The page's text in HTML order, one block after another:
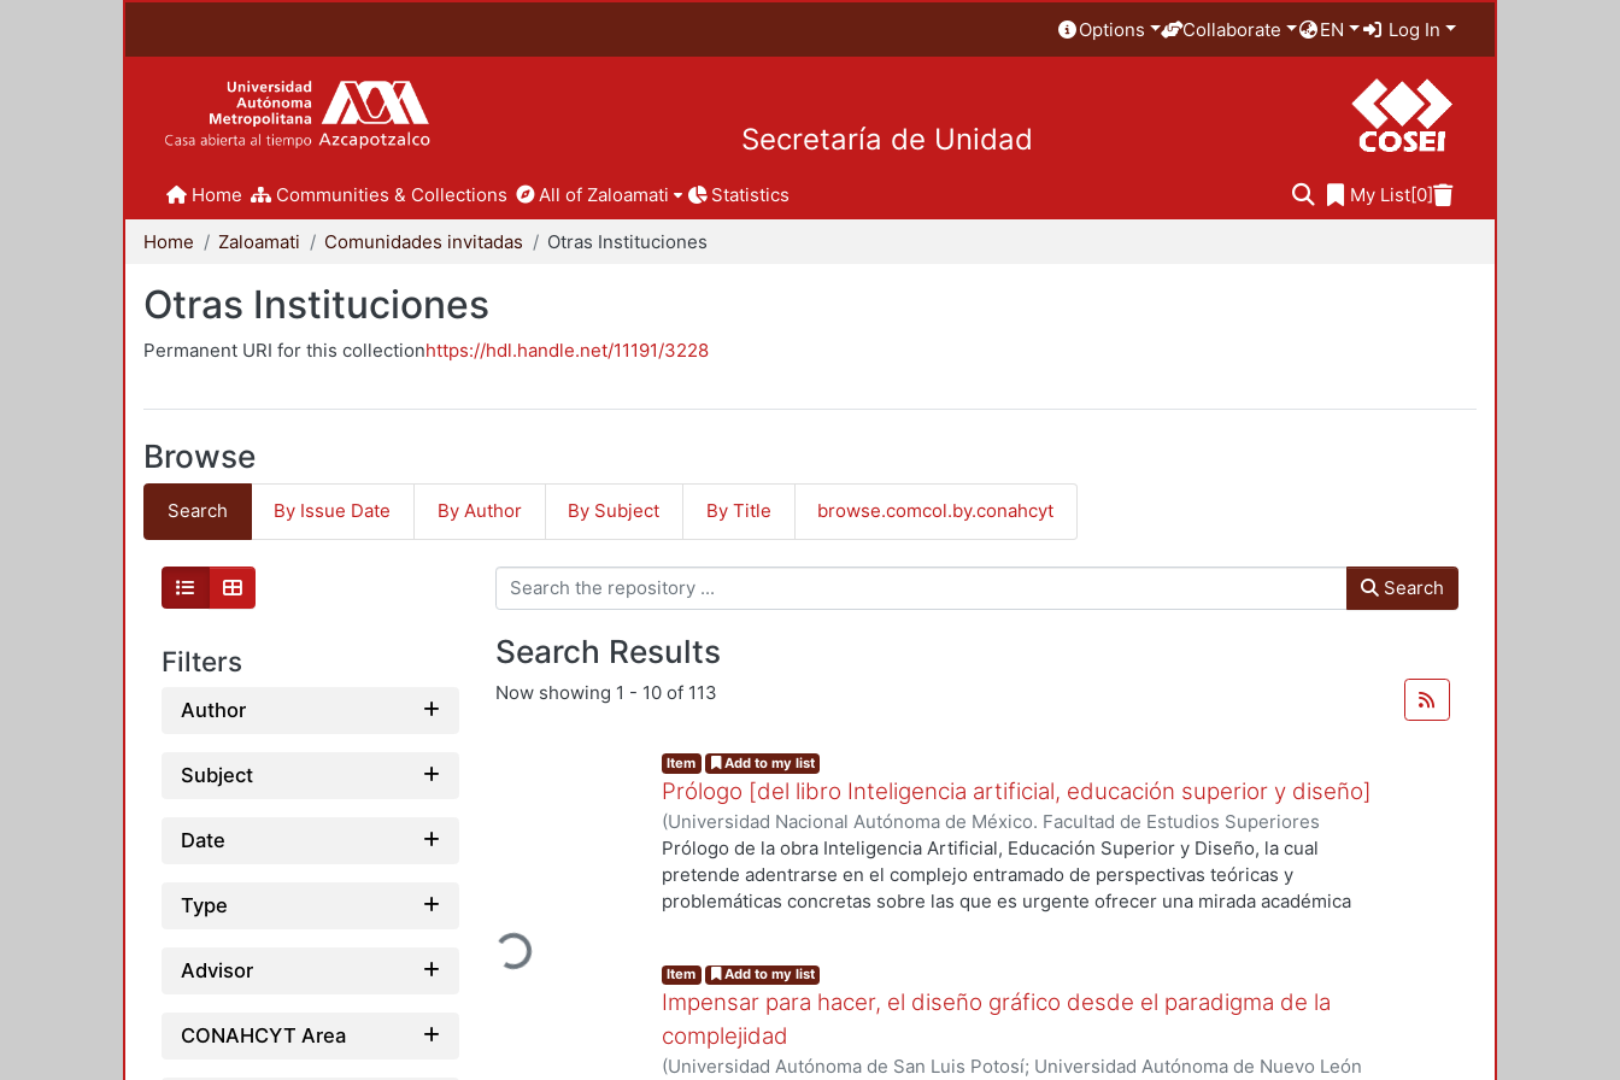
Options Collaborate EN Log In
Secretaría de Unidad
Home Communities & Collections All of Zaloamati Statistics My List[0]
Home Zaloamati Comunidades invitadas Otras Instituciones
Otras Instituciones
Permanent URI for this collectionhttps://hdl.handle.net/11191/3228
Browse
Search By Issue Date By Author By Subject By Title browse.comcol.by.conahcyt
Filters
Author
Subject
Date
Type
Advisor
CONAHCYT Area
Search
Search Results
Now showing 1 - 10 of 113
Loading...
Item Add to my list
Prólogo [del libro Inteligencia artificial, educación superior y diseño]
(Universidad Nacional Autónoma de México. Facultad de Estudios Superiores
Aragón (México),2025)Fragoso-Susunaga, Olivia
Prólogo de la obra Inteligencia Artificial, Educación Superior y Diseño, la cual
pretende adentrarse en el complejo entramado de perspectivas teóricas y
problemáticas concretas sobre las que es urgente ofrecer una mirada académica
posibilidad de entender la triada de educación superior, diseño e IA desde una
mirada experta que refleja la reflexión teórica y la práctica para pensar en las
alternativas y oportunidades que ofrece la IA como herramienta para potenciar la
generación del conocimiento tan necesario para atender las desigualdades que
Item Add to my list
Impensar para hacer, el diseño gráfico desde el paradigma de la
complejidad
(Universidad Autónoma de San Luis Potosí; Universidad Autónoma de Nuevo León